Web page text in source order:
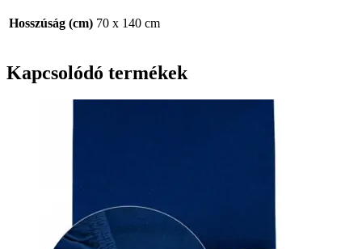
Hosszúság (cm) 70 x 140 cm
Kapcsolódó termékek